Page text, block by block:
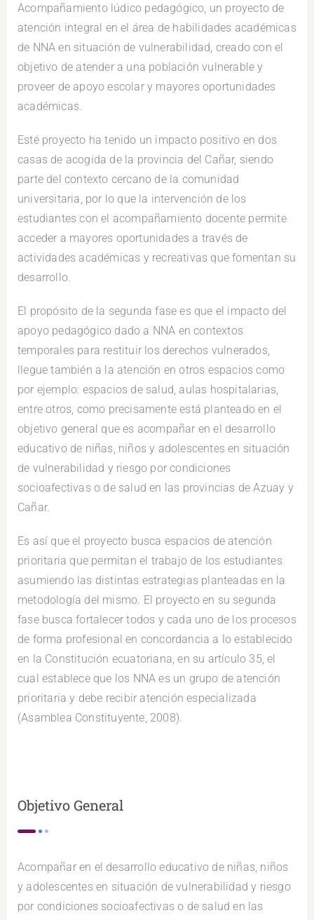
Acompañamiento lúdico pedagógico, un proyecto de
atención integral en el área de habilidades académicas
de NNA en situación de vulnerabilidad, creado con el
objetivo de atender a una población vulnerable y
proveer de apoyo escolar y mayores oportunidades
académicas.
Esté proyecto ha tenido un impacto positivo en dos
casas de acogida de la provincia del Cañar, siendo
parte del contexto cercano de la comunidad
universitaria, por lo que la intervención de los
estudiantes con el acompañamiento docente permite
acceder a mayores oportunidades a través de
actividades académicas y recreativas que fomentan su
desarrollo.
El propósito de la segunda fase es que el impacto del
apoyo pedagógico dado a NNA en contextos
temporales para restituir los derechos vulnerados,
llegue también a la atención en otros espacios como
por ejemplo: espacios de salud, aulas hospitalarias,
entre otros, como precisamente está planteado en el
objetivo general que es acompañar en el desarrollo
educativo de niñas, niños y adolescentes en situación
de vulnerabilidad y riesgo por condiciones
socioafectivas o de salud en las provincias de Azuay y
Cañar.
Es así que el proyecto busca espacios de atención
prioritaria que permitan el trabajo de los estudiantes
asumiendo las distintas estrategias planteadas en la
metodología del mismo. El proyecto en su segunda
fase busca fortalecer todos y cada uno de los procesos
de forma profesional en concordancia a lo establecido
en la Constitución ecuatoriana, en su artículo 35, el
cual establece que los NNA es un grupo de atención
prioritaria y debe recibir atención especializada
(Asamblea Constituyente, 2008).
Objetivo General
Acompañar en el desarrollo educativo de niñas, niños
y adolescentes en situación de vulnerabilidad y riesgo
por condiciones socioafectivas o de salud en las